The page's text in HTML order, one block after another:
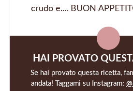
crudo e.... BUON
HAI PROVATO
Se hai provato questa ricetta,
andata! Taggami su Instagram: